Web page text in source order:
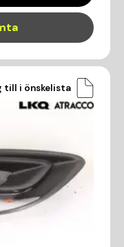
till i önskelista